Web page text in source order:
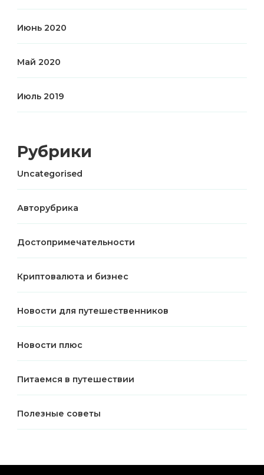
Июнь 2020
Май 2020
Июль 2019
Рубрики
Uncategorised
Авторубрика
Достопримечательности
Криптовалюта и бизнес
Новости для путешественников
Новости плюс
Питаемся в путешествии
Полезные советы